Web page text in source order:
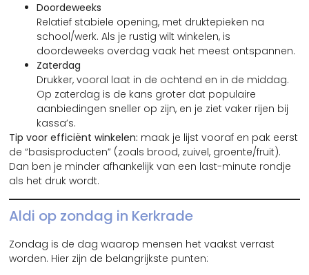
Doordeweeks
Relatief stabiele opening, met druktepieken na
school/werk. Als je rustig wilt winkelen, is
doordeweeks overdag vaak het meest ontspannen.
Zaterdag
Drukker, vooral laat in de ochtend en in de middag.
Op zaterdag is de kans groter dat populaire
aanbiedingen sneller op zijn, en je ziet vaker rijen bij
kassa’s.
Tip voor efficiënt winkelen: maak je lijst vooraf en pak eerst
de “basisproducten” (zoals brood, zuivel, groente/fruit).
Dan ben je minder afhankelijk van een last-minute rondje
als het druk wordt.
Aldi op zondag in Kerkrade
Zondag is de dag waarop mensen het vaakst verrast
worden. Hier zijn de belangrijkste punten: